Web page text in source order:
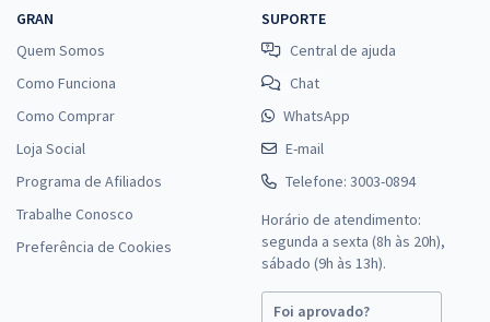
GRAN
Quem Somos
Como Funciona
Como Comprar
Loja Social
Programa de Afiliados
Trabalhe Conosco
Preferência de Cookies
SUPORTE
Central de ajuda
Chat
WhatsApp
E-mail
Telefone: 3003-0894
Horário de atendimento:
segunda a sexta (8h às 20h),
sábado (9h às 13h).
Foi aprovado?